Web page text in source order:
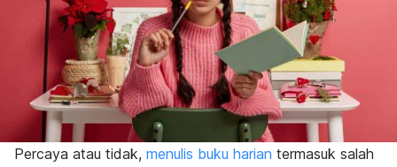
Percaya atau tidak, menulis buku harian termasuk salah